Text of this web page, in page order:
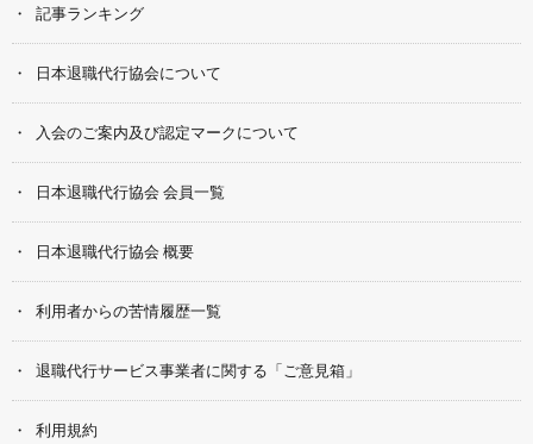
記事ランキング
日本退職代行協会について
入会のご案内及び認定マークについて
日本退職代行協会 会員一覧
日本退職代行協会 概要
利用者からの苦情履歴一覧
退職代行サービス事業者に関する「ご意見箱」
利用規約